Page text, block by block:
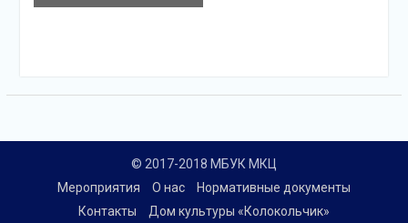
© 2017-2018 МБУК МКЦ
Мероприятия
О нас
Нормативные документы
Контакты
Дом культуры «Колокольчик»